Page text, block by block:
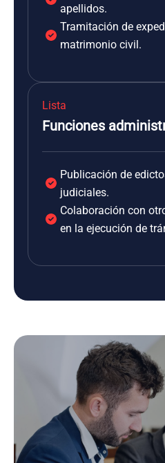
apellidos.
Tramitación de
matrimonio civil.
Lista
Funciones
Publicación de
judiciales.
Colaboración con
en la ejecución de